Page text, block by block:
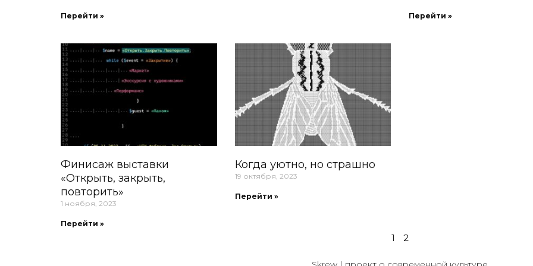
Перейти » Перейти »
Финисаж выставки
«Открыть, закрыть,
повторить»
1 ноября, 2023
Перейти »
Когда уютно, но страшно
19 октября, 2023
Перейти »
1 2